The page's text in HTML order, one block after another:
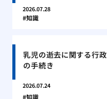
2026.07.28
知識
乳児の逝去に関する行政
の手続き
2026.07.24
知識